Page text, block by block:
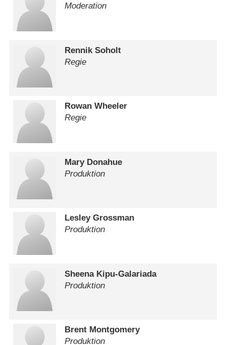
Moderation
Rennik Soholt
Regie
Rowan Wheeler
Regie
Mary Donahue
Produktion
Lesley Grossman
Produktion
Sheena Kipu-Galariada
Produktion
Brent Montgomery
Produktion